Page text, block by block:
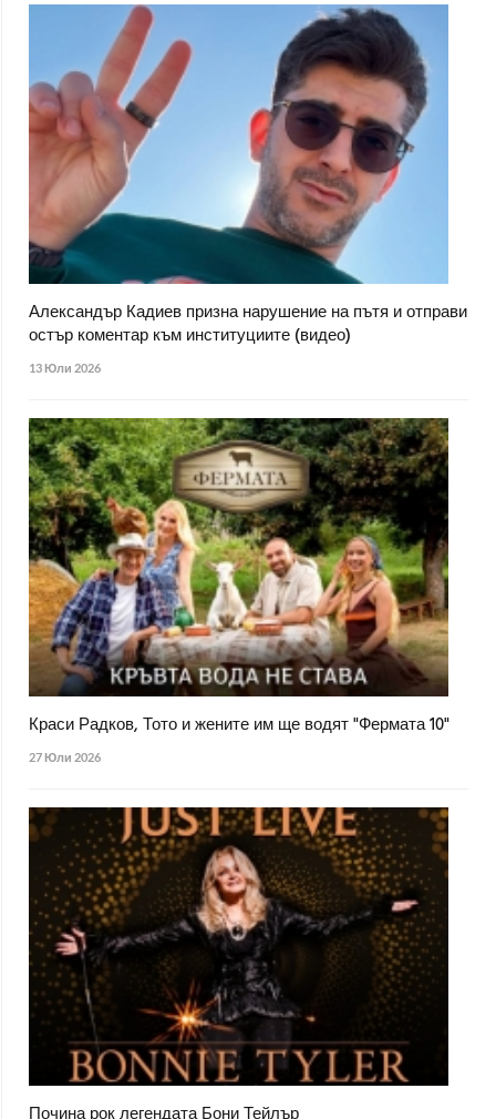
Александър Кадиев призна нарушение на пътя и отправи
остър коментар към институциите (видео)
13 Юли 2026
Краси Радков, Тото и жените им ще водят "Фермата 10"
27 Юли 2026